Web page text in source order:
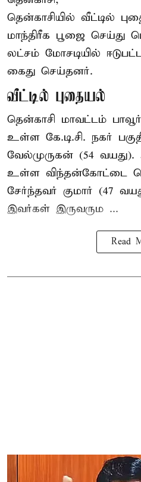
தென்காசியில் வீட்டில்
மாந்திரீக பூஜை செய்து
லட்சம் மோசடியில்
கைது செய்தனர்.
வீட்டில் புதையல்
தென்காசி மாவட்டம்
உள்ள கே.டி.சி. நகர்
வேல்முருகன் (54 வயது).
உள்ள விந்தன்கோட்டை
சேர்ந்தவர் குமார் (47
இவர்கள் இருவரும ...
Read